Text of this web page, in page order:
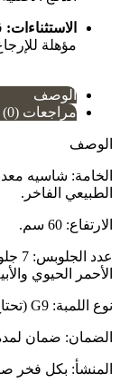
الاستثناءات:
مؤهلة
الوصف
مراجعات (0)
الوصف
الخامة: شاسيه
الطبيعي الفاخر.
الارتفاع: 60 سم.
الأحمر الحيوي
نوع اللمبة: G9 (تحتاج إلى 7 لمبات).
الضمان: ضمان لمدة 3 سنوات ضد عيوب
المنشأ: بكل فخر